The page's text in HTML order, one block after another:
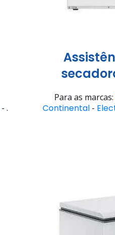
- .
Para as marcas:
Continental -